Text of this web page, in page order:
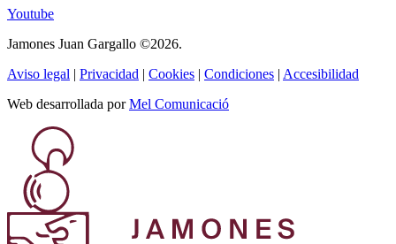
Youtube
Jamones Juan Gargallo ©2026.
Aviso legal | Privacidad | Cookies | Condiciones | Accesibilidad
Web desarrollada porMel Comunicació